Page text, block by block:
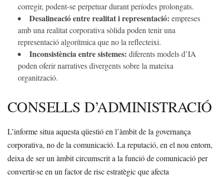
corregir, podent-se perpetuar durant períodes prolongats.
Desalineació entre realitat i representació: empreses
amb una realitat corporativa sòlida poden tenir una
representació algorítmica que no la reflecteixi.
Inconsistència entre sistemes: diferents models d’IA
poden oferir narratives divergents sobre la mateixa
organització.
CONSELLS D’ADMINISTRACIÓ
L’informe situa aquesta qüestió en l’àmbit de la governança
corporativa, no de la comunicació. La reputació, en el nou entorn,
deixa de ser un àmbit circumscrit a la funció de comunicació per
convertir-se en un factor de risc estratègic que afecta